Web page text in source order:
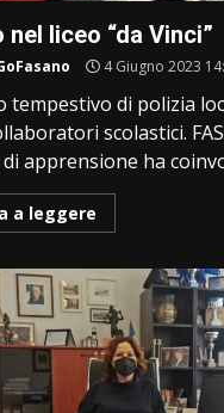
nel liceo “da Vinci”
4 Giugno 2023
tempestivo di polizia
scolastici.
apprensione ha
a leggere